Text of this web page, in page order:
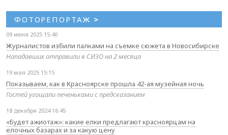
ФОТОРЕПОРТАЖ >
09 июня 2025 15:40
Журналистов избили палками на съемке сюжета в Новосибирске
Нападавших отправили в СИЗО на 2 месяца
19 мая 2025 15:15
Показываем, как в Красноярске прошла 42-ая музейная ночь
Гостей угощали печеньками с предсказанием
18 декабря 2024 16:45
«Будет ажиотаж»: какие елки предлагают красноярцам на
елочных базарах и за какую цену